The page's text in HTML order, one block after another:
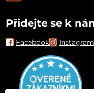
Přidejte se k
Facebook Instagram